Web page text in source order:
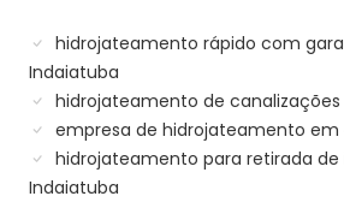
hidrojateamento rápido com
Indaiatuba
hidrojateamento de
empresa de hidrojateamento em
hidrojateamento para retirada
Indaiatuba